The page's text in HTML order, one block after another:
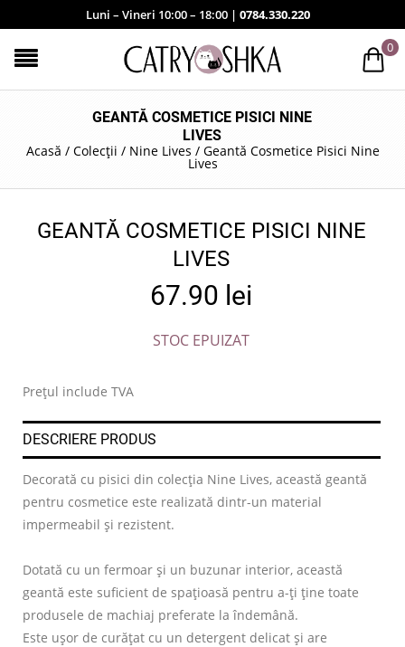
Luni – Vineri 10:00 – 18:00 | 0784.330.220
0
GEANTĂ COSMETICE PISICI NINE
LIVES
Acasă / Colecții / Nine Lives / Geantă Cosmetice Pisici Nine
Lives
GEANTĂ COSMETICE PISICI NINE
LIVES
67.90 lei
STOC EPUIZAT
Prețul include TVA
DESCRIERE PRODUS
Decorată cu pisici din colecția Nine Lives, această geantă
pentru cosmetice este realizată dintr-un material
impermeabil și rezistent.
Dotată cu un fermoar și un buzunar interior, această
geantă este suficient de spațioasă pentru a-ți ține toate
produsele de machiaj preferate la îndemână.
Este ușor de curățat cu un detergent delicat și are